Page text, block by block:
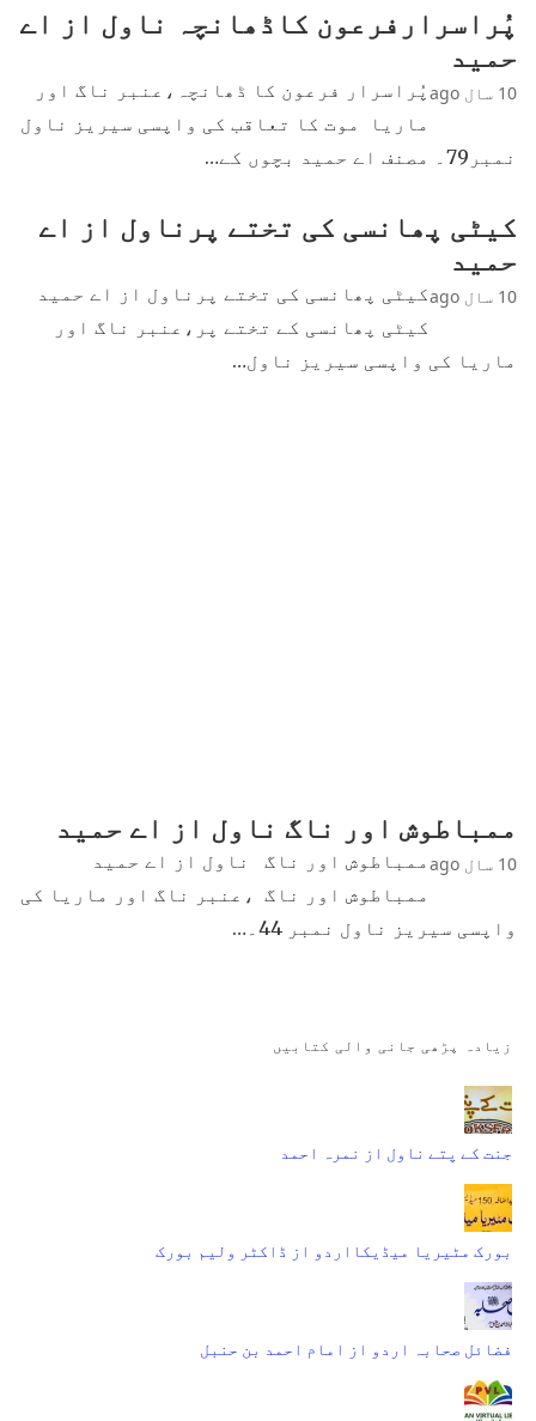
پُراسرارفرعون کاڈھانچہ ناول از اے
حمید
10 سال ago
پُراسرار فرعون کا ڈھانچہ،عنبر ناگ اور
ماریا موت کا تعاقب کی واپسی سیریز ناول
نمبر79۔ مصنف اے حمید بچوں کے…
کیٹی پھانسی کی تختے پرناول از اے
حمید
10 سال ago
کیٹی پھانسی کی تختے پرناول از اے حمید
کیٹی پھانسی کے تختے پر،عنبر ناگ اور
ماریا کی واپسی سیریز ناول…
ممباطوش اور ناگ ناول از اے حمید
10 سال ago
ممباطوش اور ناگ ناول از اے حمید
ممباطوش اور ناگ ،عنبر ناگ اور ماریا کی
واپسی سیریز ناول نمبر 44۔…
زیادہ پڑھی جانی والی کتابیں
جنت کے پتے ناول از نمرہ احمد
بورک مٹیریا میڈیکااردو از ڈاکٹر ولیم بورک
فضائل صحابہ اردو از امام احمد بن حنبل